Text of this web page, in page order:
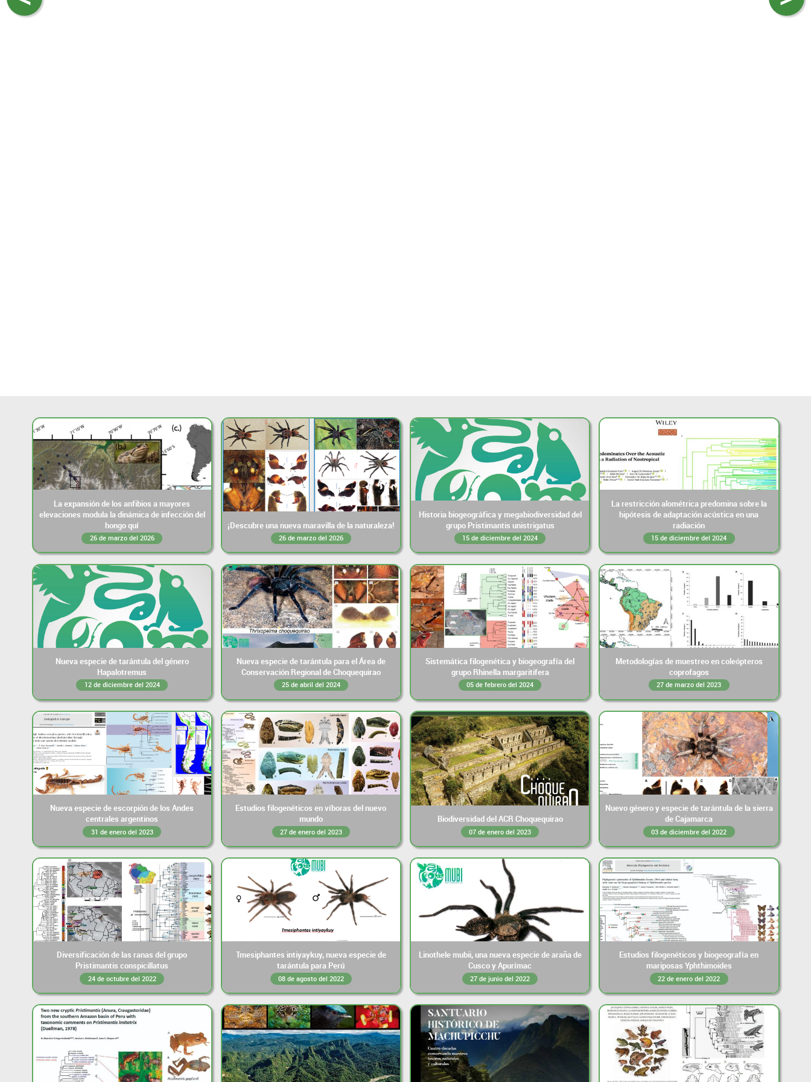
La expansión de los anfibios a mayores
elevaciones modula la dinámica de infección del
hongo quí
26 de marzo del 2026
¡Descubre una nueva maravilla de la naturaleza!
26 de marzo del 2026
Historia biogeográfica y megabiodiversidad del
grupo Pristimantis unistrigatus
15 de diciembre del 2024
La restricción alométrica predomina sobre la
hipótesis de adaptación acústica en una
radiación
15 de diciembre del 2024
Nueva especie de tarántula del género
Hapalotremus
12 de diciembre del 2024
Nueva especie de tarántula para el Área de
Conservación Regional de Choquequirao
25 de abril del 2024
Sistemática filogenética y biogeografía del
grupo Rhinella margaritifera
05 de febrero del 2024
Metodologías de muestreo en coleópteros
coprofagos
27 de marzo del 2023
Nueva especie de escorpión de los Andes
centrales argentinos
31 de enero del 2023
Estudios filogenéticos en víboras del nuevo
mundo
27 de enero del 2023
Biodiversidad del ACR Choquequirao
07 de enero del 2023
Nuevo género y especie de tarántula de la sierra
de Cajamarca
03 de diciembre del 2022
Diversificación de las ranas del grupo
Pristimantis conspicillatus
24 de octubre del 2022
Tmesiphantes intiyaykuy, nueva especie de
tarántula para Perú
08 de agosto del 2022
Linothele mubii, una nueva especie de araña de
Cusco y Apurímac
27 de junio del 2022
Estudios filogenéticos y biogeografía en
mariposas Yphthimoides
22 de enero del 2022